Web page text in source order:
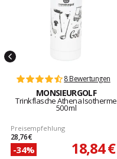
8 Bewertungen
MONSIEURGOLF
Trinkflasche Athena Isotherme
500 ml
Preisempfehlung
28,76 €
-34% 18,84 €